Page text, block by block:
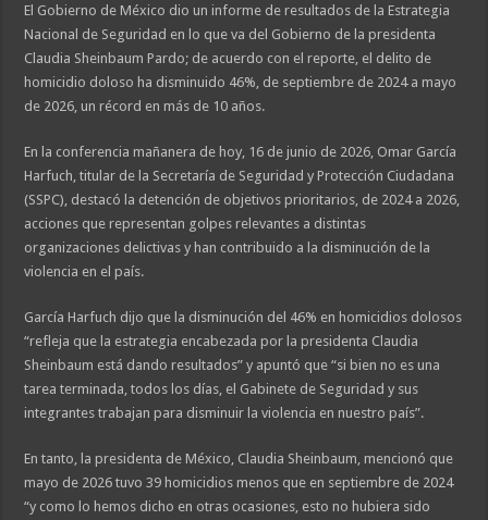
El Gobierno de México dio un informe de resultados de la Estrategia
Nacional de Seguridad en lo que va del Gobierno de la presidenta
Claudia Sheinbaum Pardo; de acuerdo con el reporte, el delito de
homicidio doloso ha disminuido 46%, de septiembre de 2024 a mayo
de 2026, un récord en más de 10 años.
En la conferencia mañanera de hoy, 16 de junio de 2026, Omar García
Harfuch, titular de la Secretaría de Seguridad y Protección Ciudadana
(SSPC), destacó la detención de objetivos prioritarios, de 2024 a 2026,
acciones que representan golpes relevantes a distintas
organizaciones delictivas y han contribuido a la disminución de la
violencia en el país.
García Harfuch dijo que la disminución del 46% en homicidios dolosos
“refleja que la estrategia encabezada por la presidenta Claudia
Sheinbaum está dando resultados” y apuntó que “si bien no es una
tarea terminada, todos los días, el Gabinete de Seguridad y sus
integrantes trabajan para disminuir la violencia en nuestro país”.
En tanto, la presidenta de México, Claudia Sheinbaum, mencionó que
mayo de 2026 tuvo 39 homicidios menos que en septiembre de 2024
“y como lo hemos dicho en otras ocasiones, esto no hubiera sido